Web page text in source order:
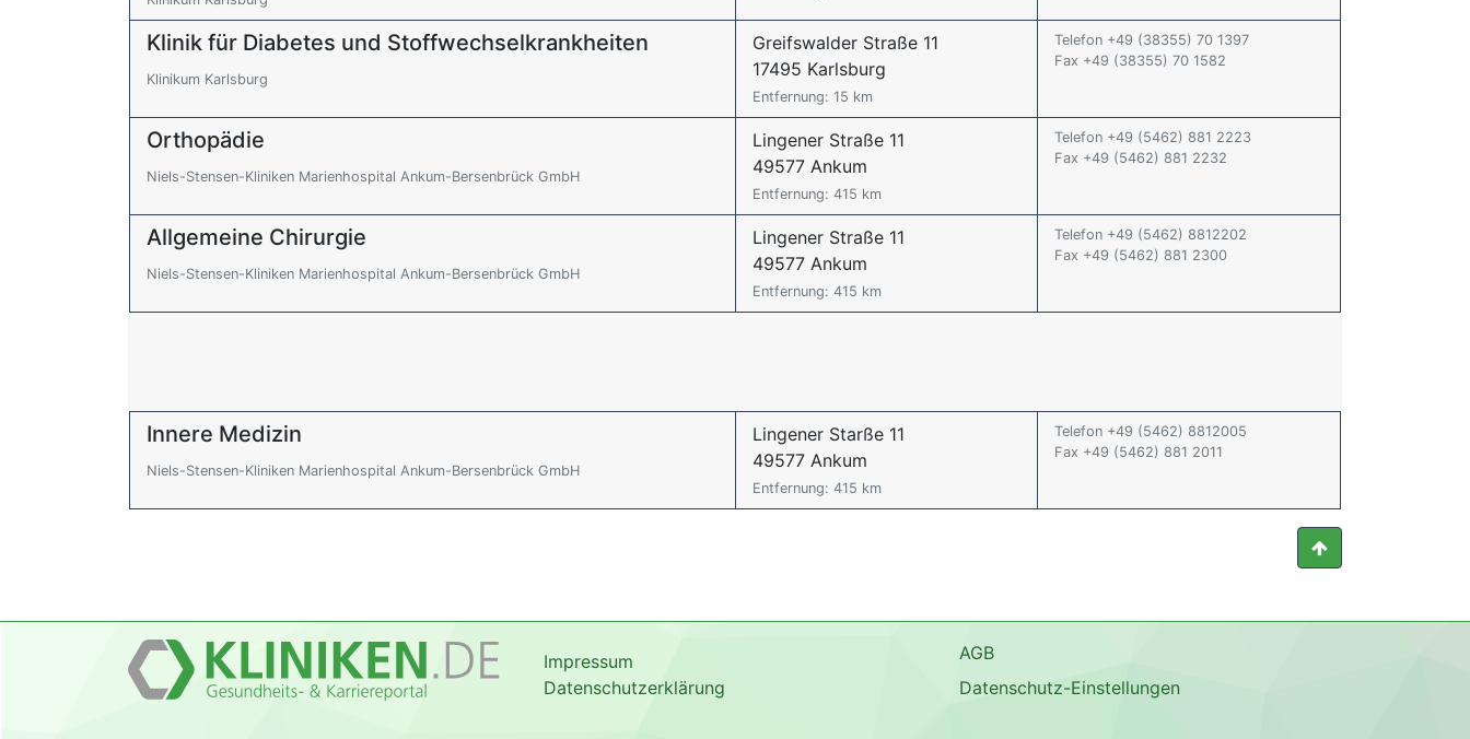
Klinik für Diabetes und Stoffwechselkrankheiten
Klinikum Karlsburg
Greifswalder Straße 11
17495 Karlsburg
Entfernung: 15 km
Telefon +49 (38355) 70 1397
Fax +49 (38355) 70 1582
Orthopädie
Niels-Stensen-Kliniken Marienhospital Ankum-Bersenbrück GmbH
Lingener Straße 11
49577 Ankum
Entfernung: 415 km
Telefon +49 (5462) 881 2223
Fax +49 (5462) 881 2232
Allgemeine Chirurgie
Niels-Stensen-Kliniken Marienhospital Ankum-Bersenbrück GmbH
Lingener Straße 11
49577 Ankum
Entfernung: 415 km
Telefon +49 (5462) 8812202
Fax +49 (5462) 881 2300
Innere Medizin
Niels-Stensen-Kliniken Marienhospital Ankum-Bersenbrück GmbH
Lingener Starße 11
49577 Ankum
Entfernung: 415 km
Telefon +49 (5462) 8812005
Fax +49 (5462) 881 2011
Impressum
Datenschutzerklärung
AGB
Datenschutz-Einstellungen